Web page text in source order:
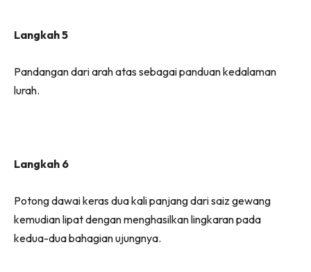
Langkah 5
Pandangan dari arah atas sebagai panduan kedalaman
lurah.
Langkah 6
Potong dawai keras dua kali panjang dari saiz gewang
kemudian lipat dengan menghasilkan lingkaran pada
kedua-dua bahagian ujungnya.